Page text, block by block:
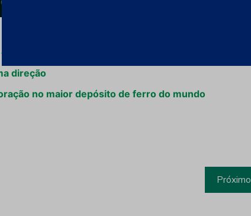
2021
direção
no maior depósito de ferro do mundo
Próximo